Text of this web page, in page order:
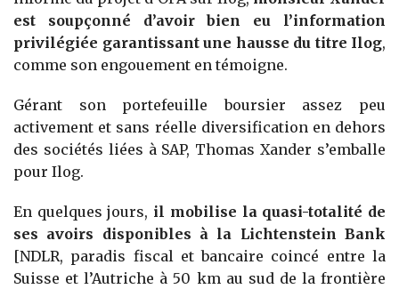
est soupçonné d’avoir bien eu l’information
privilégiée garantissant une hausse du titre Ilog,
comme son engouement en témoigne.
Gérant son portefeuille boursier assez peu
activement et sans réelle diversification en dehors
des sociétés liées à SAP, Thomas Xander s’emballe
pour Ilog.
En quelques jours, il mobilise la quasi-totalité de
ses avoirs disponibles à la Lichtenstein Bank
[NDLR, paradis fiscal et bancaire coincé entre la
Suisse et l’Autriche à 50 km au sud de la frontière